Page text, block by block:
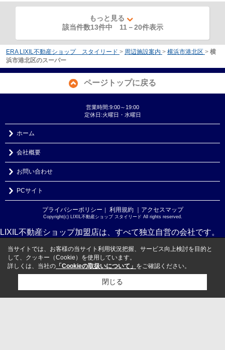
もっと見る
該当件数13件中 11 －20件表示
ERA LIXIL不動産ショップ スタイリード > 周辺施設案内 > 横浜市港北区 > 横
浜市港北区のスーパー
ページトップに戻る
営業時間:9:00～19:00
定休日:火曜日・水曜日
ホーム
会社概要
お問い合わせ
PCサイト
プライバシーポリシー ｜ 利用規約 ｜アクセスマップ
Copyright(c) LIXIL不動産ショップ スタイリード All rights reserved.
LIXIL不動産ショップ加盟店は、すべて独立自営の会社です。
当サイトでは、お客様の当サイト利用状況把握、サービス向上検討を目的と
して、クッキー（Cookie）を使用しています。
詳しくは、当社の 「Cookieの取扱いについて」 をご確認ください。
閉じる